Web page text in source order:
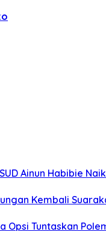
Ainun Habibie
Kembali
Opsi Tuntaskan